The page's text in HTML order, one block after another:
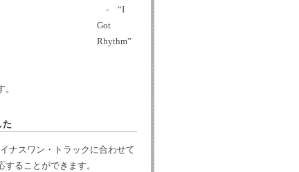
- “I
Got
Rhythm”
た
ナスワン・トラックに合わせて
ることができます。